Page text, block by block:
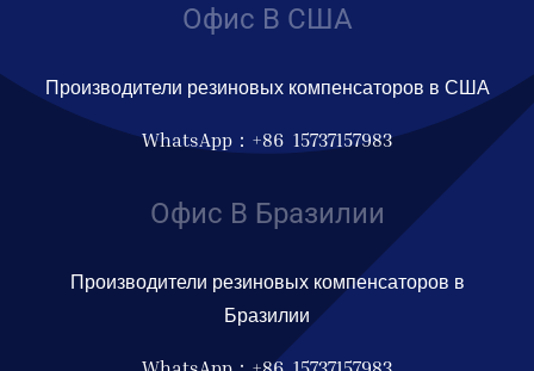
Офис В США
Производители резиновых компенсаторов в США
WhatsApp：+86 15737157983
Офис В Бразилии
Производители резиновых компенсаторов в
Бразилии